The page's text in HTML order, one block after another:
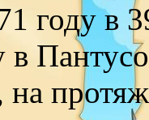
году в